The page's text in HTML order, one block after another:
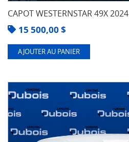
CAPOT WESTERNSTAR 49X 2024
15 500,00 $
AJOUTER AU PANIER